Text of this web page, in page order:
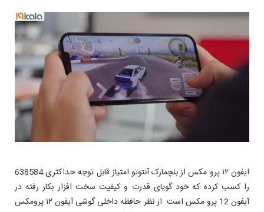
ایفون ۱۲ پرو مکس از بنچمارک آنتوتو امتیاز قابل توجه حداکثری 638584
را کسب کرده که خود گویای قدرت و کیفیت سخت افزار بکار رفته در
آیفون 12 پرو مکس است. از نظر حافظه داخلی گوشی آیفون ۱۲ پرومکس